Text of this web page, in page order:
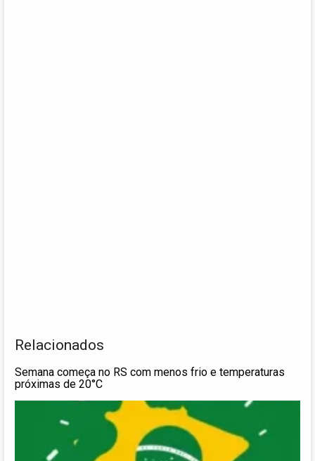
Relacionados
Semana começa no RS com menos frio e temperaturas
próximas de 20°C